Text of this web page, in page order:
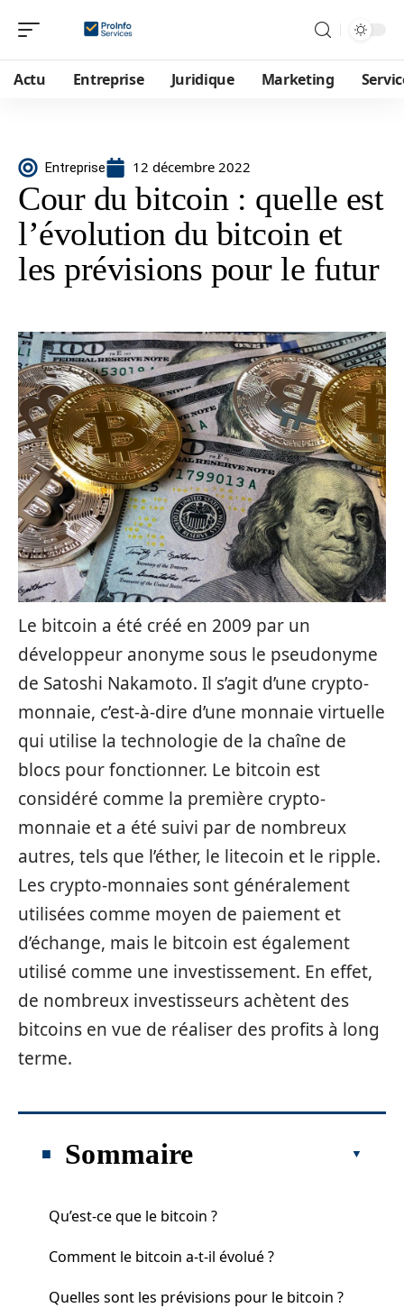
Actu Entreprise Juridique Marketing
Entreprise 12 décembre 2022
Cour du bitcoin : quelle est
l’évolution du bitcoin et
les prévisions pour le futur
Le bitcoin a été créé en 2009 par un
développeur anonyme sous le pseudonyme
de Satoshi Nakamoto. Il s’agit d’une crypto-
monnaie, c’est-à-dire d’une monnaie virtuelle
qui utilise la technologie de la chaîne de
blocs pour fonctionner. Le bitcoin est
considéré comme la première crypto-
monnaie et a été suivi par de nombreux
autres, tels que l’éther, le litecoin et le ripple.
Les crypto-monnaies sont généralement
utilisées comme moyen de paiement et
d’échange, mais le bitcoin est également
utilisé comme une investissement. En effet,
de nombreux investisseurs achètent des
bitcoins en vue de réaliser des profits à long
terme.
Sommaire
Qu’est-ce que le bitcoin ?
Comment le bitcoin a-t-il évolué ?
Quelles sont les prévisions pour le bitcoin ?